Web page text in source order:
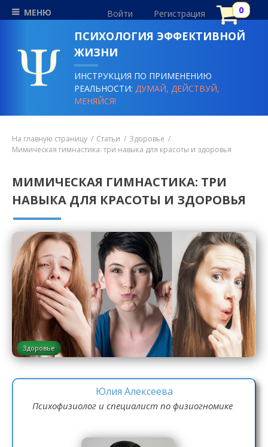
МЕНЮ Войти Регистрация
ПСИХОЛОГИЯ ЭФФЕКТИВНОЙ
ЖИЗНИ
ИНСТРУКЦИЯ ПО ПРИМЕНЕНИЮ
РЕАЛЬНОСТИ:ДУМАЙ, ДЕЙСТВУЙ,
МЕНЯЙСЯ!
На главную страницу Статьи
Здоровье
Мимическая гимнастика: три навыка для красоты и здоровья
МИМИЧЕСКАЯ ГИМНАСТИКА: ТРИ
НАВЫКА ДЛЯ КРАСОТЫ И ЗДОРОВЬЯ
Здоровье
Юлия Алексеева
Психофизиолог и специалист по физиогномике